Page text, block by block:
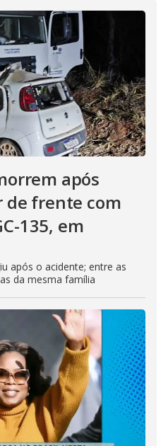
após
de frente com
135, em
após o acidente; entre as
da mesma família